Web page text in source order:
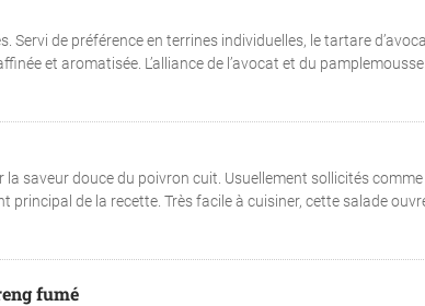
Servi de préférence en terrines individuelles, le tartare
et aromatisée. L’alliance de l’avocat et du
saveur douce du poivron cuit. Usuellement sollicités comme
principal de la recette. Très facile à cuisiner, cette salade
fumé